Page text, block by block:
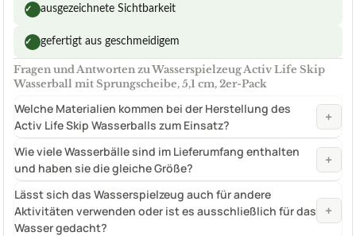
✓ ausgezeichnete Sichtbarkeit
✓ gefertigt aus geschmeidigem
Fragen und Antworten zu Wasserspielzeug Activ Life Skip
Wasserball mit Sprungscheibe, 5,1 cm, 2er-Pack
Welche Materialien kommen bei der Herstellung des
Activ Life Skip Wasserballs zum Einsatz?
+
Wie viele Wasserbälle sind im Lieferumfang enthalten
und haben sie die gleiche Größe?
+
Lässt sich das Wasserspielzeug auch für andere
Aktivitäten verwenden oder ist es ausschließlich für das
Wasser gedacht?
+